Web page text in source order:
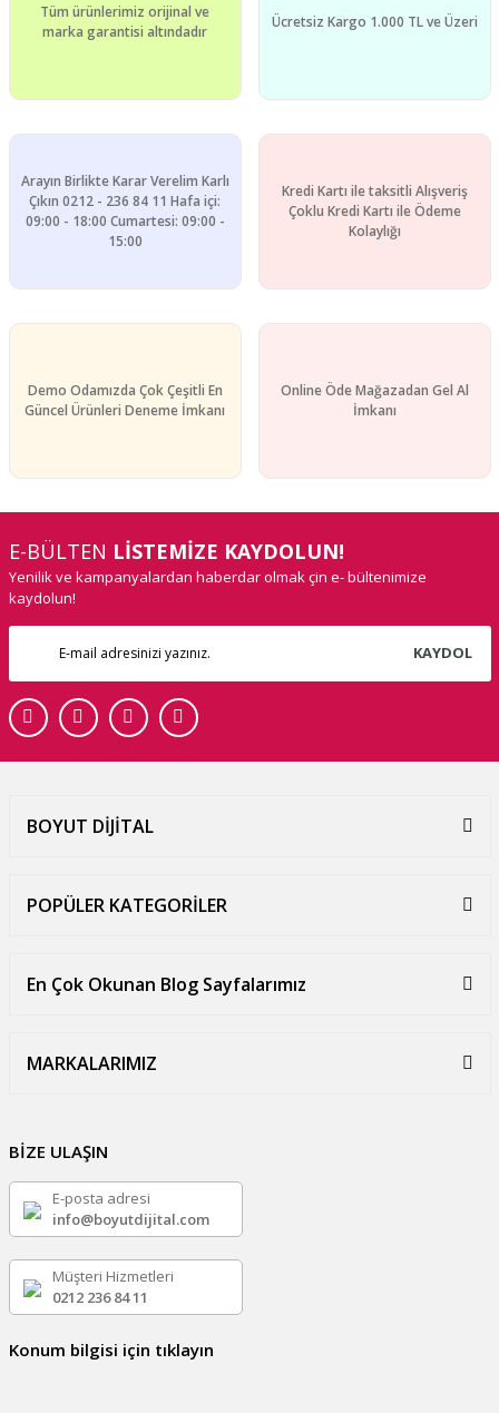
Tüm ürünlerimiz orijinal ve
marka garantisi altındadır
Ücretsiz Kargo 1.000 TL ve Üzeri
Arayın Birlikte Karar Verelim Karlı
Çıkın 0212 - 236 84 11 Hafa içi:
09:00 - 18:00 Cumartesi: 09:00 -
15:00
Kredi Kartı ile taksitli Alışveriş
Çoklu Kredi Kartı ile Ödeme
Kolaylığı
Demo Odamızda Çok Çeşitli En
Güncel Ürünleri Deneme İmkanı
Online Öde Mağazadan Gel Al
İmkanı
E-BÜLTEN LİSTEMİZE KAYDOLUN!
Yenilik ve kampanyalardan haberdar olmak çin e- bültenimize
kaydolun!
KAYDOL
BOYUT DİJİTAL
POPÜLER KATEGORİLER
En Çok Okunan Blog Sayfalarımız
MARKALARIMIZ
BİZE ULAŞIN
E-posta adresi
info@boyutdijital.com
Müşteri Hizmetleri
0212 236 84 11
Konum bilgisi için tıklayın